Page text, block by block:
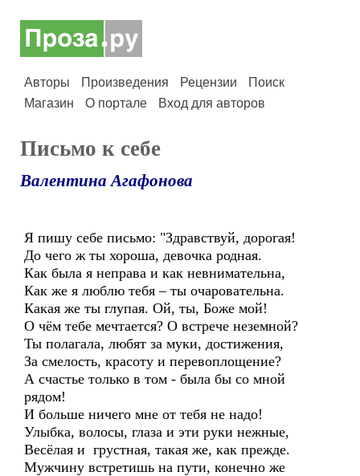
Авторы Произведения Рецензии
Поиск
Магазин
О портале Вход для авторов
Письмо к себе
Валентина Агафонова
Я пишу себе письмо: "Здравствуй, дорогая!
До чего ж ты хороша, девочка родная.
Как была я неправа и как невнимательна,
Как же я люблю тебя – ты очаровательна.
Какая же ты глупая. Ой, ты, Боже мой!
О чём тебе мечтается? О встрече неземной?
Ты полагала, любят за муки, достижения,
За смелость, красоту и перевоплощение?
А счастье только в том - была бы со мной
рядом!
И больше ничего мне от тебя не надо!
Улыбка, волосы, глаза и эти руки нежные,
Весёлая и грустная, такая же, как прежде.
Мужчину встретишь на пути, конечно же